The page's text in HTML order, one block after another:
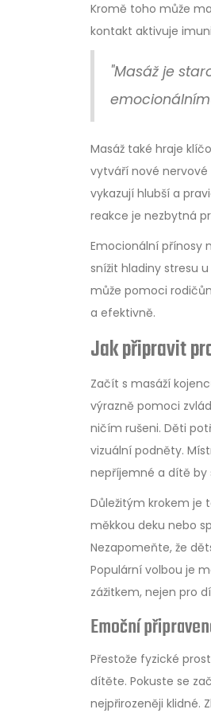
Kromě toho může
kontakt aktivuje
"Masáž je
Masáž také hraje
vytváří nové nervové
vykazují hlubší a
reakce je nezbytná
Emocionální přínosy
snížit hladiny stresu
může pomoci
a efektivně.
Jak připravit
Začít s masáží
výrazně pomoci
ničím rušeni. Děti
vizuální podněty.
nepříjemné a dítě by
Důležitým krokem je
měkkou deku nebo
Nezapomeňte, že
Populární volbou je
zážitkem, nejen pro
Emoční
Přestože fyzické
dítěte. Pokuste se
nejpřirozeněji klidné.